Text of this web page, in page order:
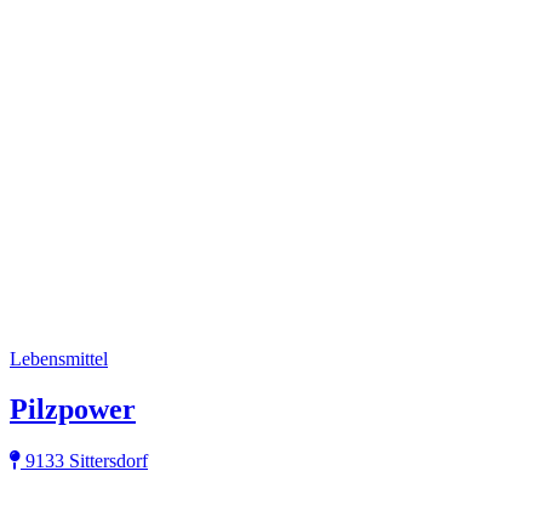
Lebensmittel
Pilzpower
9133 Sittersdorf